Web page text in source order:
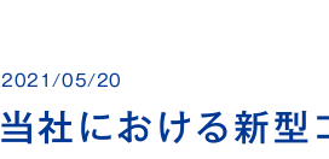
2021/05/20
当社における新型